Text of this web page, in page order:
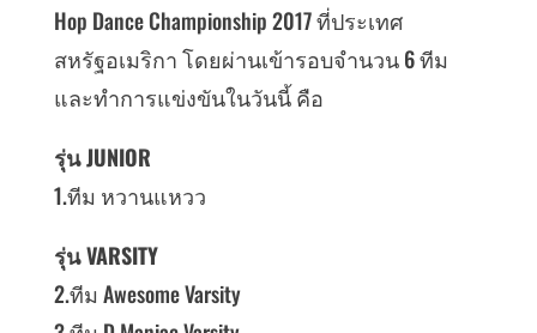
Hop Dance Championship 2017 ที่ประเทศ
สหรัฐอเมริกา โดยผ่านเข้ารอบจำนวน 6 ทีม
และทำการแข่งขันในวันนี้ คือ
รุ่น JUNIOR
1.ทีม หวานแหวว
รุ่น VARSITY
2.ทีม Awesome Varsity